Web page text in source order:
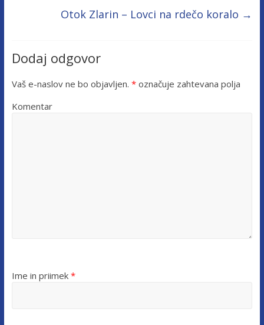
Otok Zlarin – Lovci na rdečo koralo →
Dodaj odgovor
Vaš e-naslov ne bo objavljen. *označuje zahtevana polja
Komentar
Ime in priimek *